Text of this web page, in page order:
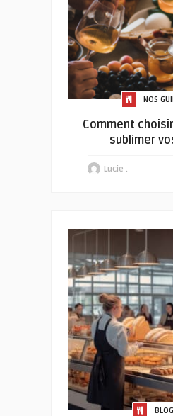
NOS
Comment
sublimer
Lucie .
BLOG